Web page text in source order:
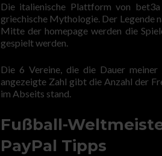
Die italienische Plattform von
griechische Mythologie. Der Legende
Mitte der homepage werden die
gespielt werden.
Die 6 Vereine, die die Dauer
angezeigte Zahl gibt die Anzahl der
im Abseits stand.
Fußball-
PayPal Tipps